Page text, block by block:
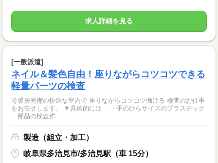
求人詳細を見る
[一般派遣]
ネイル＆髪色自由！座りながらコツコツできる
軽量パーツの検査
冷暖房完備の快適な室内で 座りながらコツコツ働ける 検査のお仕事
をお任せします。 ▼具体的には… ・手のひらサイズのプラスチック
部品の検査作...
製造（組立・加工）
岐阜県多治見市/多治見駅（車 15分）